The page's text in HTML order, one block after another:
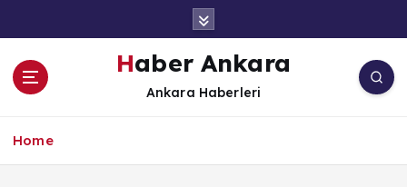
Haber Ankara
Ankara Haberleri
Home